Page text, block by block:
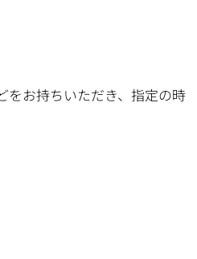
をお持ちいただき、指定の時